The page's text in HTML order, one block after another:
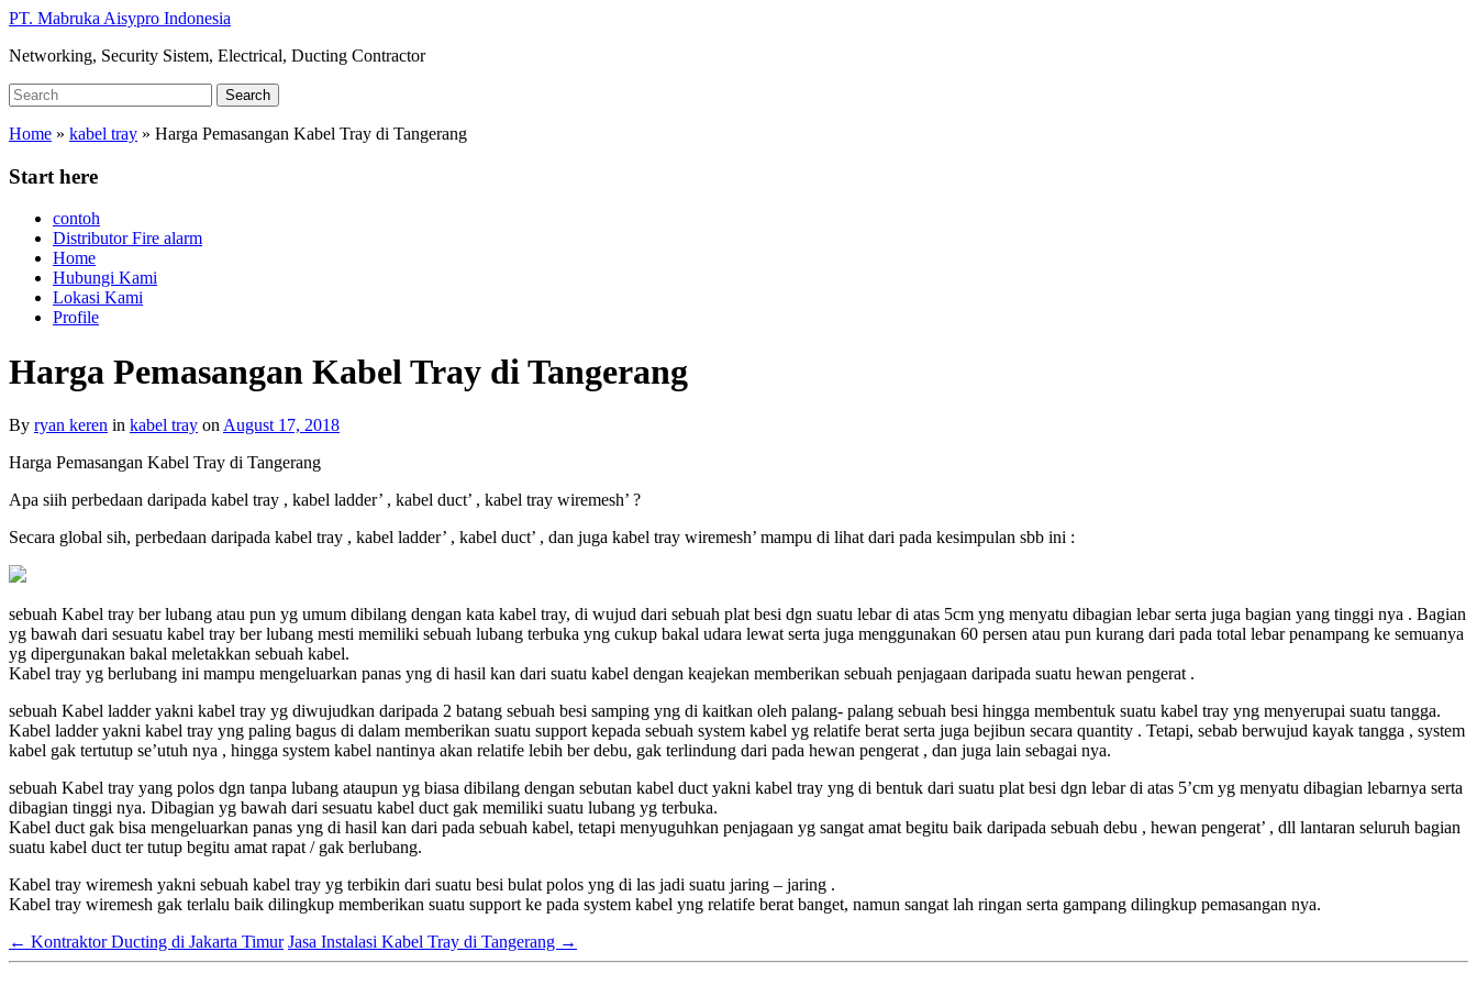
Skip
main
PT. Mabruka Aisypro Indonesia
Networking, Security Sistem, Electrical, Ducting Contractor
Search
for:
Search
Home » kabel tray » Harga Pemasangan Kabel Tray di Tangerang
Start here
contoh
Distributor Fire alarm
Home
Hubungi Kami
Lokasi Kami
Profile
Harga Pemasangan Kabel Tray di Tangerang
By ryan keren in kabel tray on August 17, 2018
Harga Pemasangan Kabel Tray di Tangerang
Apa siih perbedaan daripada kabel tray , kabel ladder’ , kabel duct’ , kabel tray wiremesh’ ?
Secara global sih, perbedaan daripada kabel tray , kabel ladder’ , kabel duct’ , dan juga kabel tray wiremesh’ mampu di lihat dari pada kesimpulan sbb ini :
sebuah Kabel tray ber lubang atau pun yg umum dibilang dengan kata kabel tray, di wujud dari sebuah plat besi dgn suatu lebar di atas 5cm yng menyatu dibagian lebar serta juga bagian yang tinggi nya . Bagian
yg bawah dari sesuatu kabel tray ber lubang mesti memiliki sebuah lubang terbuka yng cukup bakal udara lewat serta juga menggunakan 60 persen atau pun kurang dari pada total lebar penampang ke semuanya
yg dipergunakan bakal meletakkan sebuah kabel.
Kabel tray yg berlubang ini mampu mengeluarkan panas yng di hasil kan dari suatu kabel dengan keajekan memberikan sebuah penjagaan daripada suatu hewan pengerat .
sebuah Kabel ladder yakni kabel tray yg diwujudkan daripada 2 batang sebuah besi samping yng di kaitkan oleh palang- palang sebuah besi hingga membentuk suatu kabel tray yng menyerupai suatu tangga.
Kabel ladder yakni kabel tray yng paling bagus di dalam memberikan suatu support kepada sebuah system kabel yg relatife berat serta juga bejibun secara quantity . Tetapi, sebab berwujud kayak tangga , system
kabel gak tertutup se’utuh nya , hingga system kabel nantinya akan relatife lebih ber debu, gak terlindung dari pada hewan pengerat , dan juga lain sebagai nya.
sebuah Kabel tray yang polos dgn tanpa lubang ataupun yg biasa dibilang dengan sebutan kabel duct yakni kabel tray yng di bentuk dari suatu plat besi dgn lebar di atas 5’cm yg menyatu dibagian lebarnya serta
dibagian tinggi nya. Dibagian yg bawah dari sesuatu kabel duct gak memiliki suatu lubang yg terbuka.
Kabel duct gak bisa mengeluarkan panas yng di hasil kan dari pada sebuah kabel, tetapi menyuguhkan penjagaan yg sangat amat begitu baik daripada sebuah debu , hewan pengerat’ , dll lantaran seluruh bagian
suatu kabel duct ter tutup begitu amat rapat / gak berlubang.
Kabel tray wiremesh yakni sebuah kabel tray yg terbikin dari suatu besi bulat polos yng di las jadi suatu jaring – jaring .
Kabel tray wiremesh gak terlalu baik dilingkup memberikan suatu support ke pada system kabel yng relatife berat banget, namun sangat lah ringan serta gampang dilingkup pemasangan nya.
← Kontraktor Ducting di Jakarta Timur Jasa Instalasi Kabel Tray di Tangerang →